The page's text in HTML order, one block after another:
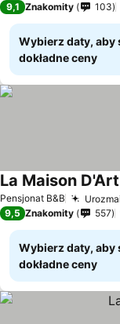
9,1 Znakomity 103
Wybierz daty, aby
dokładne ceny
Pensjonat B&B
La Maison D'Art
9,5 Znakomity 557
Wybierz daty, aby
dokładne ceny